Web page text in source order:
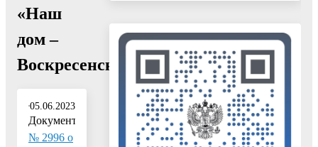
«Наш
дом –
Воскресенск»"
05.06.2023
Документ:
№ 2996 о